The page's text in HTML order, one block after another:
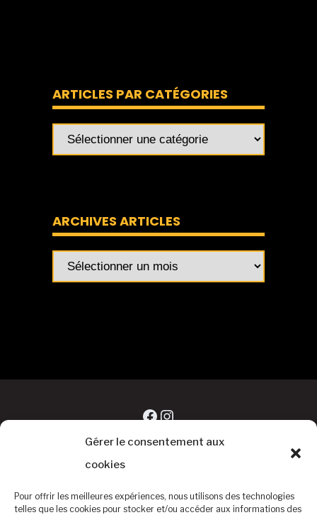
Gérer le consentement aux
cookies
Pour offrir les meilleures expériences, nous utilisons des technologies
telles que les cookies pour stocker et/ou accéder aux informations des
ARTICLES PAR CATÉGORIES
ARCHIVES ARTICLES
Archives
articles
Facebook
Instagram